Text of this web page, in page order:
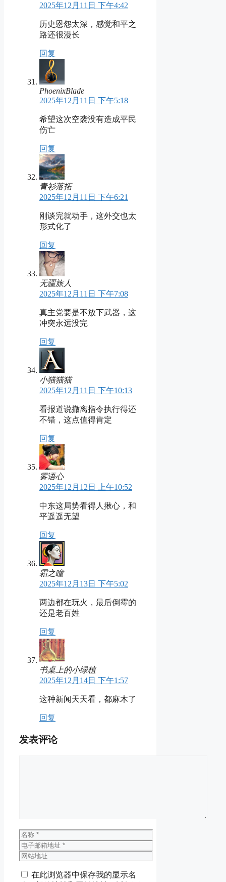
2025年12月11日 下午4:42
历史恩怨太深，感觉和平之
路还很漫长
回复
PhoenixBlade
2025年12月11日 下午5:18
希望这次空袭没有造成平民
伤亡
回复
青衫落拓
2025年12月11日 下午6:21
刚谈完就动手，这外交也太
形式化了
回复
无疆旅人
2025年12月11日 下午7:08
真主党要是不放下武器，这
冲突永远没完
回复
小猫猫猫
2025年12月11日 下午10:13
看报道说撤离指令执行得还
不错，这点值得肯定
回复
雾语心
2025年12月12日 上午10:52
中东这局势看得人揪心，和
平遥遥无望
回复
霜之瞳
2025年12月13日 下午5:02
两边都在玩火，最后倒霉的
还是老百姓
回复
书桌上的小绿植
2025年12月14日 下午1:57
这种新闻天天看，都麻木了
回复
发表评论
名
称
电
子
箱
网
地 在此浏览器中保存我的显示名